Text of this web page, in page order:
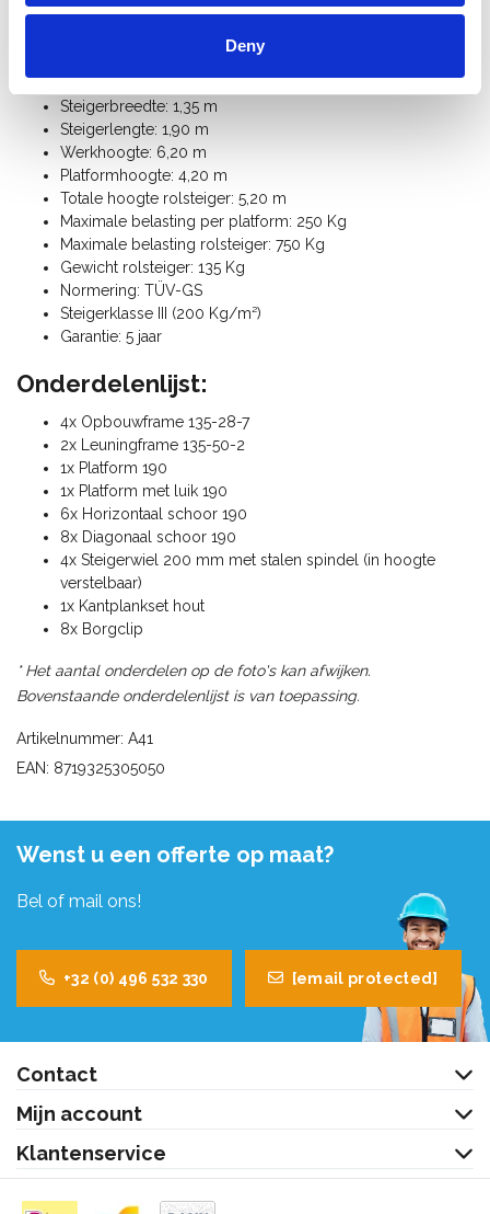
Deny
Specificaties:
Steigerbreedte: 1,35 m
Steigerlengte: 1,90 m
Werkhoogte: 6,20 m
Platformhoogte: 4,20 m
Totale hoogte rolsteiger: 5,20 m
Maximale belasting per platform: 250 Kg
Maximale belasting rolsteiger: 750 Kg
Gewicht rolsteiger: 135 Kg
Normering: TÜV-GS
Steigerklasse III (200 Kg/m²)
Garantie: 5 jaar
Onderdelenlijst:
4x Opbouwframe 135-28-7
2x Leuningframe 135-50-2
1x Platform 190
1x Platform met luik 190
6x Horizontaal schoor 190
8x Diagonaal schoor 190
4x Steigerwiel 200 mm met stalen spindel (in hoogte
verstelbaar)
1x Kantplankset hout
8x Borgclip
* Het aantal onderdelen op de foto's kan afwijken.
Bovenstaande onderdelenlijst is van toepassing.
Artikelnummer: A41
EAN: 8719325305050
Wenst u een offerte op maat?
Bel of mail ons!
+32 (0) 496 532 330 [email protected]
Contact
Mijn account
Klantenservice